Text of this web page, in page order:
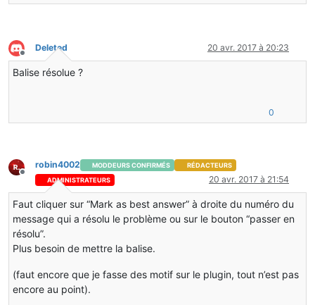
Hors-ligne
Deleted 20 avr. 2017 à 20:23
Balise résolue ?
0
Hors-ligne
robin4002 MODDEURS CONFIRMÉS
RÉDACTEURS
ADMINISTRATEURS
20 avr. 2017 à 21:54
Faut cliquer sur “Mark as best answer” à droite du numéro du
message qui a résolu le problème ou sur le bouton “passer en
résolu”.
Plus besoin de mettre la balise.
(faut encore que je fasse des motif sur le plugin, tout n’est pas
encore au point).